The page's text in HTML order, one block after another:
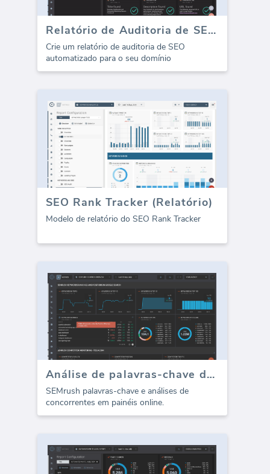
Relatório de Auditoria de SEO Automatizado
Crie um relatório de auditoria de SEO
automatizado para o seu domínio
SEO Rank Tracker (Relatório)
Modelo de relatório do SEO Rank Tracker
Análise de palavras-chave do SEMrush
SEMrush palavras-chave e análises de
concorrentes em painéis online.